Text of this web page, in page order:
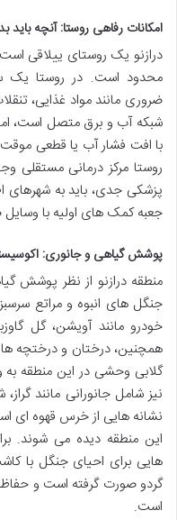
امکانات رفاهی روستا: آنچه باید
درازنو یک روستای ییلاقی
محدود است. در روستا یک
ضروری مانند مواد غذایی،
شبکه آب و برق متصل است،
با افت فشار آب یا قطعی
روستا مرکز درمانی مستقلی
پزشکی جدی، باید به شهرهای
جعبه کمک های اولیه با
پوشش گیاهی و جانوری:
منطقه درازنو از نظر پوشش
جنگل های انبوه و مراتع
خودرو مانند آویشن، گل
همچنین، درختان و درختچه
گلابی وحشی در این منطقه
نیز شامل جانورانی مانند
نشانه هایی از خرس قهوه ای
این منطقه دیده می شوند.
هایی برای احیای جنگل با
گردو صورت گرفته است و
است.